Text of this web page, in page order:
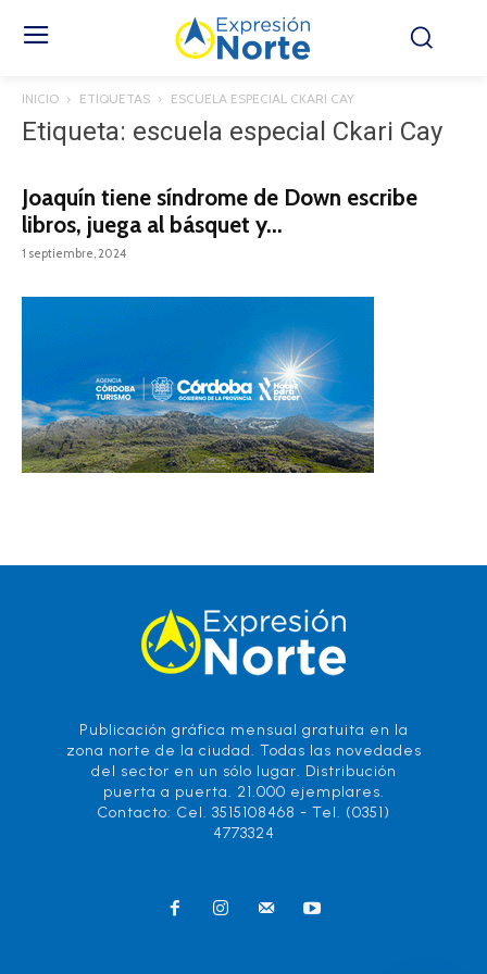
INICIO ETIQUETAS ESCUELA ESPECIAL CKARI CAY
Etiqueta: escuela especial Ckari Cay
Joaquín tiene síndrome de Down escribe
libros, juega al básquet y...
1 septiembre, 2024
Publicación gráfica mensual gratuita en la
zona norte de la ciudad. Todas las novedades
del sector en un sólo lugar. Distribución
puerta a puerta. 21.000 ejemplares.
Contacto: Cel. 3515108468 - Tel. (0351)
4773324